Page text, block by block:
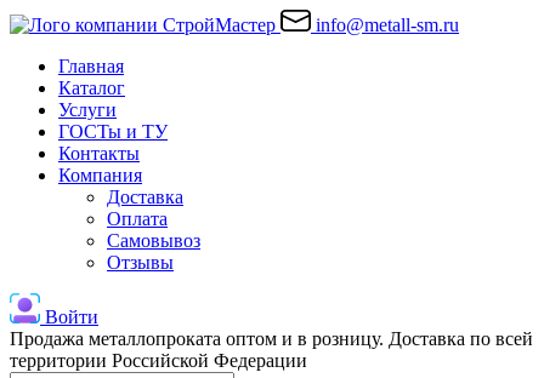
info@metall-sm.ru
Главная
Каталог
Услуги
ГОСТы и ТУ
Контакты
Компания
Доставка
Оплата
Самовывоз
Отзывы
Войти
Продажа металлопроката оптом и в розницу. Доставка по всей
территории Российской Федерации